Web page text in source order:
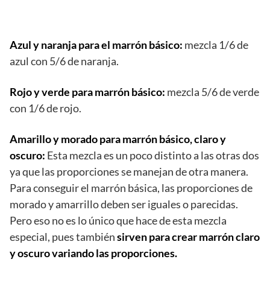
Azul y naranja para el marrón básico: mezcla 1/6 de
azul con 5/6 de naranja.
Rojo y verde para marrón básico: mezcla 5/6 de verde
con 1/6 de rojo.
Amarillo y morado para marrón básico, claro y
oscuro: Esta mezcla es un poco distinto a las otras dos
ya que las proporciones se manejan de otra manera.
Para conseguir el marrón básica, las proporciones de
morado y amarrillo deben ser iguales o parecidas.
Pero eso no es lo único que hace de esta mezcla
especial, pues tambiénsirven para crear marrón claro
y oscuro variando las proporciones.